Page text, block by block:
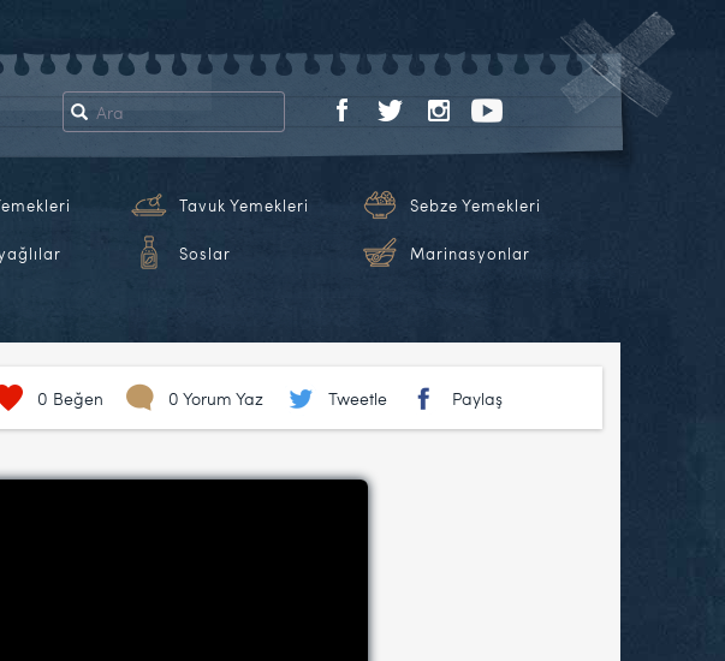
Tavuk Yemekleri Sebze Yemekleri
Soslar Marinasyonlar
0 Beğen 0 Yorum Yaz Tweetle Paylaş